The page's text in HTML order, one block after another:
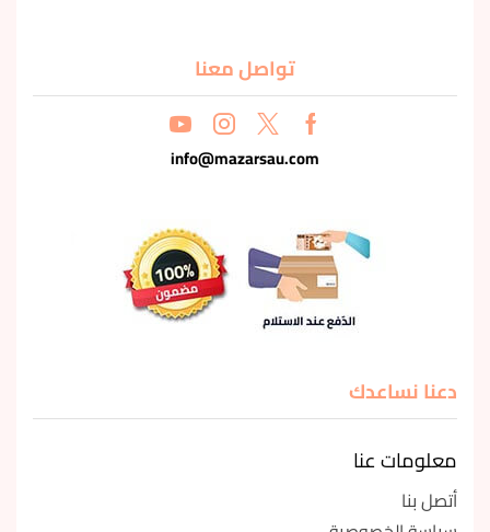
تواصل معنا
info@mazarsau.com
دعنا نساعدك
معلومات عنا
أتصل بنا